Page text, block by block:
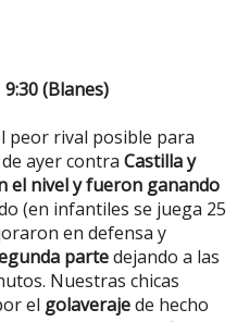
(Blanes)
peor rival posible para
ayer contra Castilla y
el nivel y fueron ganando
(en infantiles se juega 25
en defensa y
partedejando a las
Nuestras chicas
el golaverajede hecho